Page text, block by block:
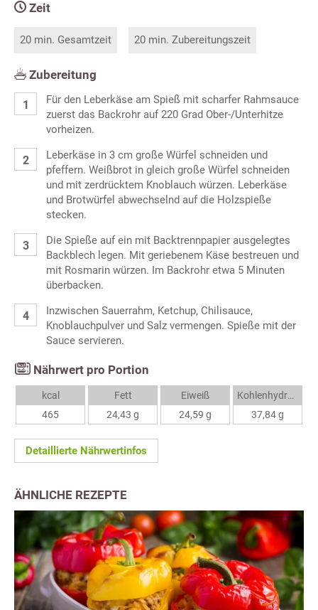
Zeit
20 min. Gesamtzeit 20 min. Zubereitungszeit
Zubereitung
Für den Leberkäse am Spieß mit scharfer Rahmsauce
zuerst das Backrohr auf 220 Grad Ober-/Unterhitze
vorheizen.
Leberkäse in 3 cm große Würfel schneiden und
pfeffern. Weißbrot in gleich große Würfel schneiden
und mit zerdrücktem Knoblauch würzen. Leberkäse
und Brotwürfel abwechselnd auf die Holzspieße
stecken.
Die Spieße auf ein mit Backtrennpapier ausgelegtes
Backblech legen. Mit geriebenem Käse bestreuen und
mit Rosmarin würzen. Im Backrohr etwa 5 Minuten
überbacken.
Inzwischen Sauerrahm, Ketchup, Chilisauce,
Knoblauchpulver und Salz vermengen. Spieße mit der
Sauce servieren.
Nährwert pro Portion
kcal
465
Fett
24,43 g
Eiweiß
24,59 g
Kohlenhydrate
37,84 g
Detaillierte Nährwertinfos
ÄHNLICHE REZEPTE